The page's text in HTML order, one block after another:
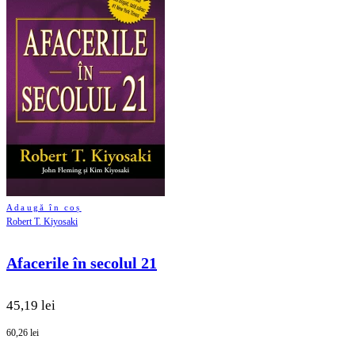
Adaugă în coș
Robert T. Kiyosaki
Afacerile în secolul 21
45,19 lei
60,26 lei